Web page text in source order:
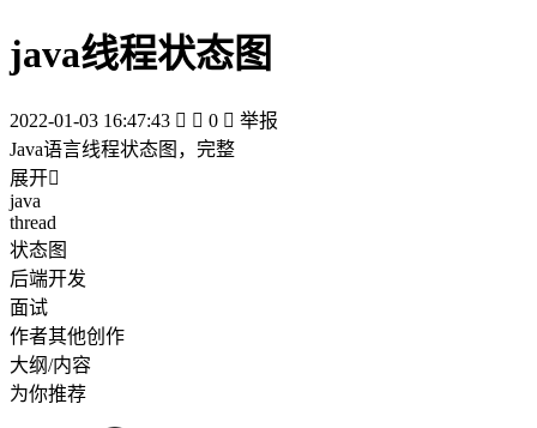
java线程状态图
2022-01-03 16:47:43   0  举报
Java语言线程状态图，完整
展开
java
thread
状态图
后端开发
面试
作者其他创作
大纲/内容
为你推荐